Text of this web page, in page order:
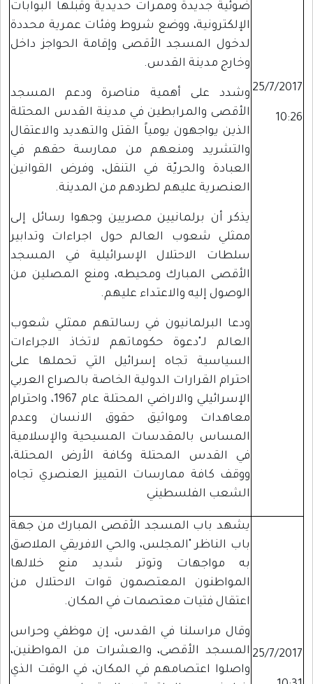
25/7/2017
10:26
ضوئية جديدة وممرات حديدية وقبلها البوابات
الإلكترونية، ووضع شروط وفئات عمرية محددة
لدخول المسجد الأقصى وإقامة الحواجز داخل
وخارج مدينة القدس.
وشدد على أهمية مناصرة ودعم المسجد
الأقصى والمرابطين في مدينة القدس المحتلة
الذين يواجهون يومياً القتل والتهديد والاعتقال
والتشريد ومنعهم من ممارسة حقهم في
العبادة والحريّة في التنقل، وفرض القوانين
العنصرية عليهم لطردهم من المدينة.
يذكر أن برلمانيين مصريين وجهوا رسائل إلى
ممثلي شعوب العالم حول اجراءات وتدابير
سلطات الاحتلال الإسرائيلية في المسجد
الأقصى المبارك ومحيطه، ومنع المصلين من
الوصول إليه والاعتداء عليهم.
ودعا البرلمانيون في رسالتهم ممثلي شعوب
العالم لـ"دعوة حكوماتهم لاتخاذ الاجراءات
السياسية تجاه إسرائيل التي تحملها على
احترام القرارات الدولية الخاصة بالصراع العربي
الإسرائيلي والاراضي المحتلة عام 1967، واحترام
معاهدات ومواثيق حقوق الانسان وعدم
المساس بالمقدسات المسيحية والإسلامية
في القدس المحتلة وكافة الأرض المحتلة،
ووقف كافة ممارسات التمييز العنصري تجاه
الشعب الفلسطيني
25/7/2017
يشهد باب المسجد الأقصى المبارك من جهة
باب الناظر "المجلس، والحي الافريقي الملاصق
به مواجهات وتوتر شديد منع خلالها
المواطنون المعتصمون قوات الاحتلال من
اعتقال فتيات معتصمات في المكان.
وقال مراسلنا في القدس، إن موظفي وحراس
المسجد الأقصى، والعشرات من المواطنين،
واصلوا اعتصامهم في المكان، في الوقت الذي